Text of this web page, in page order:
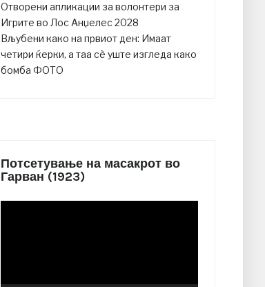
Отворени апликации за волонтери за
Игрите во Лос Анџелес 2028
Вљубени како на првиот ден: Имаат
четири ќерки, а таа сè уште изгледа како
бомба ФОТО
Потсетување на масакрот во
Гарван (1923)